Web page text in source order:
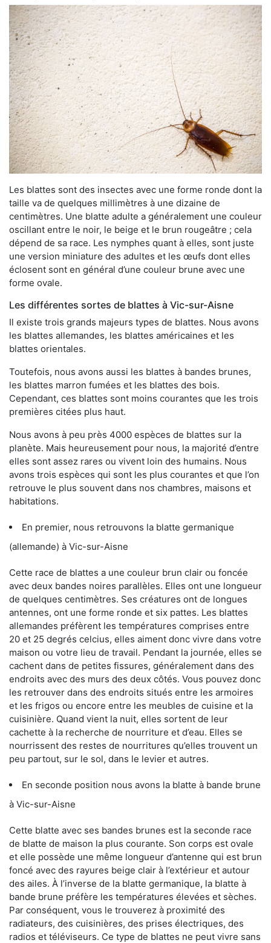
Les blattes sont des insectes avec une forme ronde dont la
taille va de quelques millimètres à une dizaine de
centimètres. Une blatte adulte a généralement une couleur
oscillant entre le noir, le beige et le brun rougeâtre ; cela
dépend de sa race. Les nymphes quant à elles, sont juste
une version miniature des adultes et les œufs dont elles
éclosent sont en général d’une couleur brune avec une
forme ovale.
Les différentes sortes de blattes à Vic-sur-Aisne
Il existe trois grands majeurs types de blattes. Nous avons
les blattes allemandes, les blattes américaines et les
blattes orientales.
Toutefois, nous avons aussi les blattes à bandes brunes,
les blattes marron fumées et les blattes des bois.
Cependant, ces blattes sont moins courantes que les trois
premières citées plus haut.
Nous avons à peu près 4000 espèces de blattes sur la
planète. Mais heureusement pour nous, la majorité d’entre
elles sont assez rares ou vivent loin des humains. Nous
avons trois espèces qui sont les plus courantes et que l’on
retrouve le plus souvent dans nos chambres, maisons et
habitations.
En premier, nous retrouvons la blatte germanique
(allemande) à Vic-sur-Aisne
Cette race de blattes a une couleur brun clair ou foncée
avec deux bandes noires parallèles. Elles ont une longueur
de quelques centimètres. Ses créatures ont de longues
antennes, ont une forme ronde et six pattes. Les blattes
allemandes préfèrent les températures comprises entre
20 et 25 degrés celcius, elles aiment donc vivre dans votre
maison ou votre lieu de travail. Pendant la journée, elles se
cachent dans de petites fissures, généralement dans des
endroits avec des murs des deux côtés. Vous pouvez donc
les retrouver dans des endroits situés entre les armoires
et les frigos ou encore entre les meubles de cuisine et la
cuisinière. Quand vient la nuit, elles sortent de leur
cachette à la recherche de nourriture et d’eau. Elles se
nourrissent des restes de nourritures qu’elles trouvent un
peu partout, sur le sol, dans le levier et autres.
En seconde position nous avons la blatte à bande brune
à Vic-sur-Aisne
Cette blatte avec ses bandes brunes est la seconde race
de blatte de maison la plus courante. Son corps est ovale
et elle possède une même longueur d’antenne qui est brun
foncé avec des rayures beige clair à l’extérieur et autour
des ailes. À l’inverse de la blatte germanique, la blatte à
bande brune préfère les températures élevées et sèches.
Par conséquent, vous le trouverez à proximité des
radiateurs, des cuisinières, des prises électriques, des
radios et téléviseurs. Ce type de blattes ne peut vivre sans